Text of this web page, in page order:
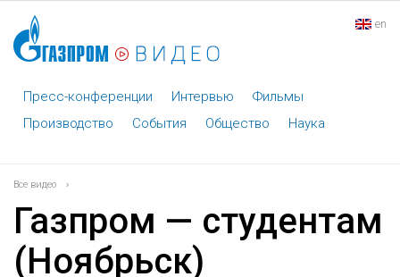
en
Пресс-конференции Интервью
Фильмы
Производство
События Общество Наука
Все видео ›
Газпром — студентам
(Ноябрьск)